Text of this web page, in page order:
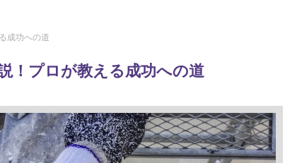
成功への道
！プロが教える成功への道